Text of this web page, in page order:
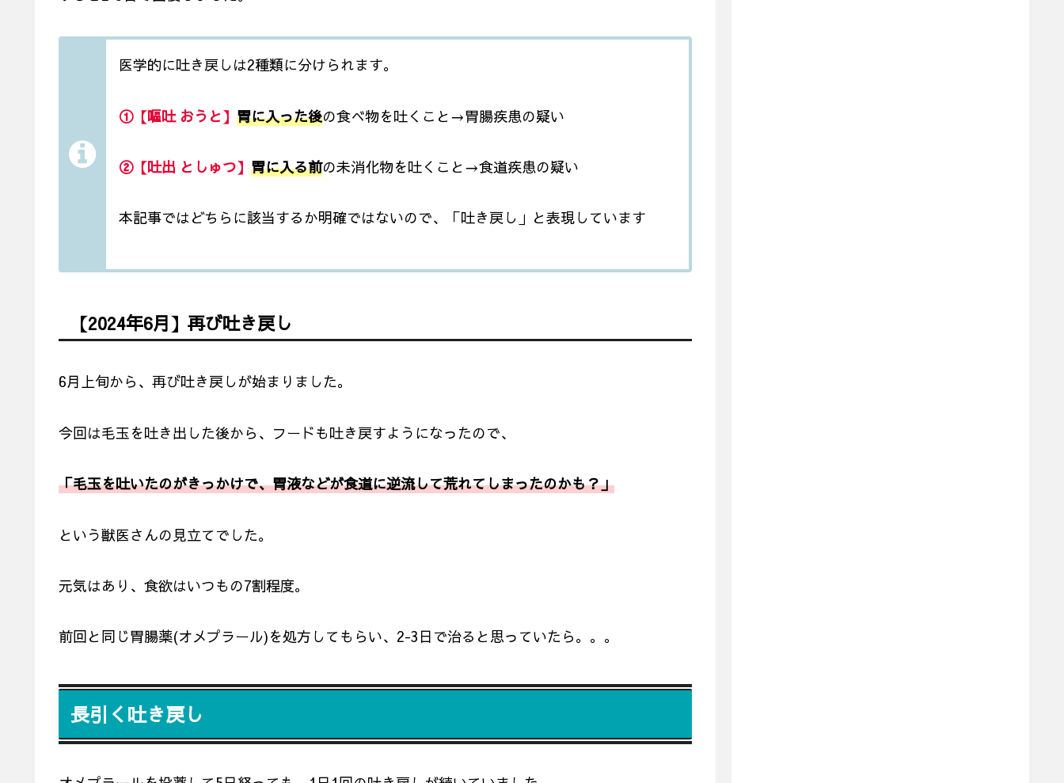
医学的に吐き戻しは2種類に分けられます。
①【嘔吐 おうと】 胃に入った後の食べ物を吐くこと→胃腸疾患の疑い
②【吐出 としゅつ】 胃に入る前の未消化物を吐くこと→食道疾患の疑い
本記事ではどちらに該当するか明確ではないので、「吐き戻し」と表現しています
【2024年6月】再び吐き戻し
6月上旬から、再び吐き戻しが始まりました。
今回は毛玉を吐き出した後から、フードも吐き戻すようになったので、
「毛玉を吐いたのがきっかけで、胃液などが食道に逆流して荒れてしまったのかも？」
という獣医さんの見立てでした。
元気はあり、食欲はいつもの7割程度。
前回と同じ胃腸薬(オメプラール)を処方してもらい、2-3日で治ると思っていたら。。。
長引く吐き戻し